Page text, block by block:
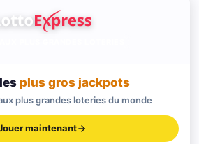
plus gros jackpots
plus grandes loteries du monde
maintenant